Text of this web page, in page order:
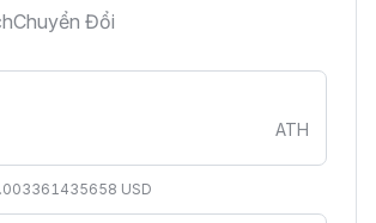
Chuyển Đổi
ATH
USD